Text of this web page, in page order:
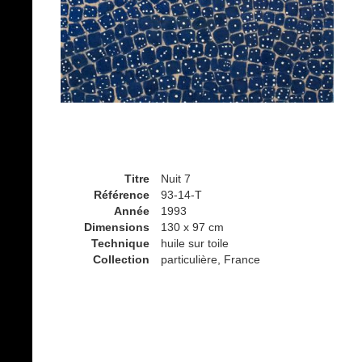
Titre
Nuit 7
Référence
93-14-T
Année
1993
Dimensions
130 x 97 cm
Technique
huile sur toile
Collection
particulière, France